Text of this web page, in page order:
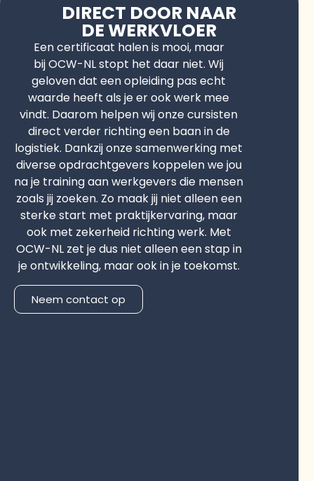
DIRECT DOOR NAAR
DE WERKVLOER
Een certificaat halen is mooi, maar
bij OCW-NL stopt het daar niet. Wij
geloven dat een opleiding pas echt
waarde heeft als je er ook werk mee
vindt. Daarom helpen wij onze cursisten
direct verder richting een baan in de
logistiek. Dankzij onze samenwerking met
diverse opdrachtgevers koppelen we jou
na je training aan werkgevers die mensen
zoals jij zoeken. Zo maak jij niet alleen een
sterke start met praktijkervaring, maar
ook met zekerheid richting werk. Met
OCW-NL zet je dus niet alleen een stap in
je ontwikkeling, maar ook in je toekomst.
Neem contact op